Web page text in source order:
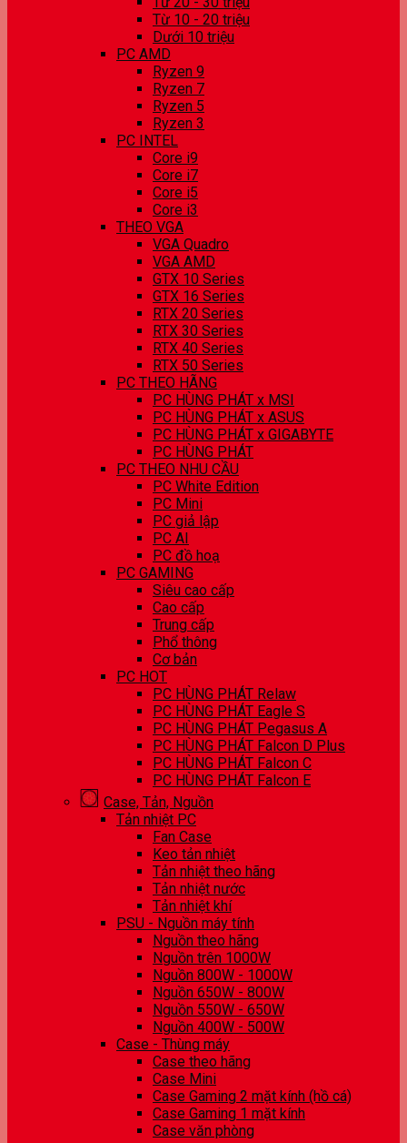
Từ 10 - 20 triệu
Dưới 10 triệu
PC AMD
Ryzen 9
Ryzen 7
Ryzen 5
Ryzen 3
PC INTEL
Core i9
Core i7
Core i5
Core i3
THEO VGA
VGA Quadro
VGA AMD
GTX 10 Series
GTX 16 Series
RTX 20 Series
RTX 30 Series
RTX 40 Series
RTX 50 Series
PC THEO HÃNG
PC HÙNG PHÁT x MSI
PC HÙNG PHÁT x ASUS
PC HÙNG PHÁT x GIGABYTE
PC HÙNG PHÁT
PC THEO NHU CẦU
PC White Edition
PC Mini
PC giả lập
PC AI
PC đồ hoạ
PC GAMING
Siêu cao cấp
Cao cấp
Trung cấp
Phổ thông
Cơ bản
PC HOT
PC HÙNG PHÁT Relaw
PC HÙNG PHÁT Eagle S
PC HÙNG PHÁT Pegasus A
PC HÙNG PHÁT Falcon D Plus
PC HÙNG PHÁT Falcon C
PC HÙNG PHÁT Falcon E
Case, Tản, Nguồn
Tản nhiệt PC
Fan Case
Keo tản nhiệt
Tản nhiệt theo hãng
Tản nhiệt nước
Tản nhiệt khí
PSU - Nguồn máy tính
Nguồn theo hãng
Nguồn trên 1000W
Nguồn 800W - 1000W
Nguồn 650W - 800W
Nguồn 550W - 650W
Nguồn 400W - 500W
Case - Thùng máy
Case theo hãng
Case Mini
Case Gaming 2 mặt kính (hồ cá)
Case Gaming 1 mặt kính
Case văn phòng